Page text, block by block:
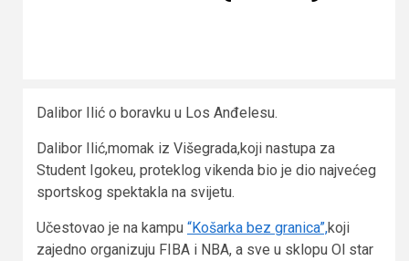
Dalibor Ilić o boravku u Los Anđelesu.
Dalibor Ilić,momak iz Višegrada,koji nastupa za
Student Igokeu, proteklog vikenda bio je dio najvećeg
sportskog spektakla na svijetu.
Učestovao je na kampu “Košarka bez granica”,koji
zajedno organizuju FIBA i NBA, a sve u sklopu Ol star